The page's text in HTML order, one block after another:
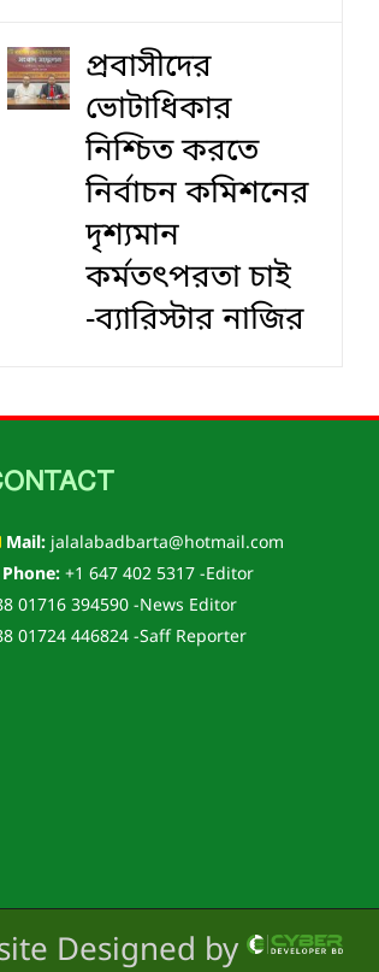
প্রবাসীদের
ভোটাধিকার
নিশ্চিত করতে
নির্বাচন কমিশনের
দৃশ‍্যমান
কর্মতৎপরতা চাই
-ব্যারিস্টার নাজির
Mail:jalalabadbarta@hotmail.com
+1 647 402 5317 -Editor
01716 394590 -News Editor
01724 446824 -Saff Reporter
Designed by